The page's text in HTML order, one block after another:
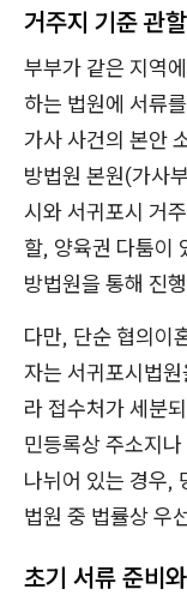
거주지 기준 관
부부가 같은 지역
하는 법원에 서류
가사 사건의 본안
방법원 본원(가사
시와 서귀포시 거
할, 양육권 다툼이
방법원을 통해 진
다만, 단순 협의이
자는 서귀포시법
라 접수처가 세분
민등록상 주소지
나뉘어 있는 경우,
법원 중 법률상 우
초기 서류 준비